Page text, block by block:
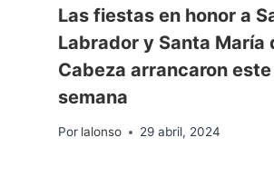
Las fiestas en honor a
Labrador y Santa María
Cabeza arrancaron
semana
Por lalonso 29 abril, 2024